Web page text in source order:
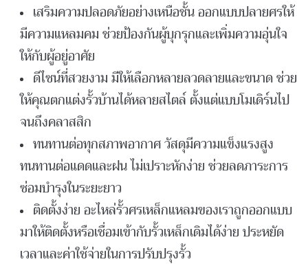
เสริมความปลอดภัยอย่างเหนือชั้น ออกแบบปลายศรให้
มีความแหลมคม ช่วยป้องกันผู้บุกรุกและเพิ่มความอุ่นใจ
ให้กับผู้อยู่อาศัย
ดีไซน์ที่สวยงาม มีให้เลือกหลายลวดลายและขนาด ช่วย
ให้คุณตกแต่งรั้วบ้านได้หลายสไตล์ ตั้งแต่แบบโมเดิร์นไป
จนถึงคลาสสิก
ทนทานต่อทุกสภาพอากาศ วัสดุมีความแข็งแรงสูง
ทนทานต่อแดดและฝน ไม่เปราะหักง่าย ช่วยลดภาระการ
ซ่อมบำรุงในระยะยาว
ติดตั้งง่าย อะไหล่รั้วศรเหล็กแหลมของเราถูกออกแบบ
มาให้ติดตั้งหรือเชื่อมเข้ากับรั้วเหล็กเดิมได้ง่าย ประหยัด
เวลาและค่าใช้จ่ายในการปรับปรุงรั้ว